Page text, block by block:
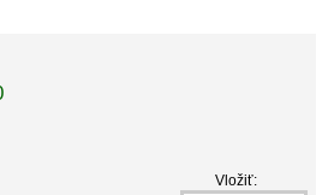
Vložiť: